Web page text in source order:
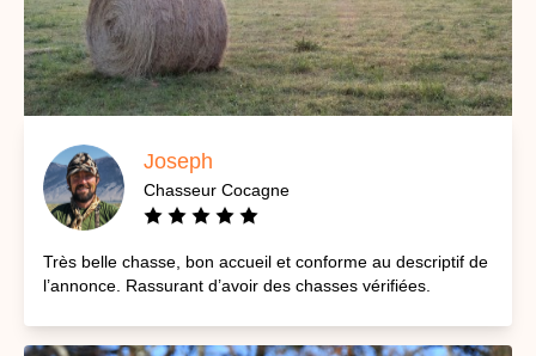
Joseph
Chasseur Cocagne
Très belle chasse, bon accueil et conforme au descriptif de
l’annonce. Rassurant d’avoir des chasses vérifiées.